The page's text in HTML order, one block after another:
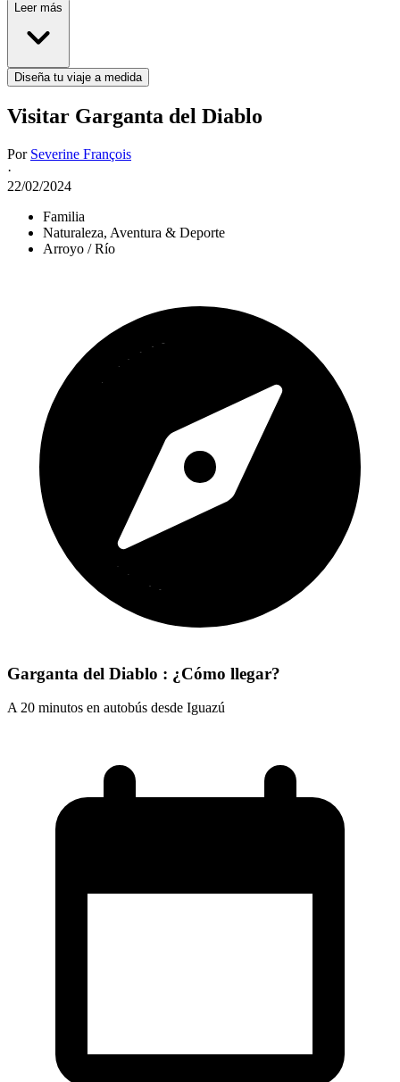
Leer más
Diseña tu viaje a medida
Visitar Garganta del Diablo
Por Severine François
·
22/02/2024
Familia
Naturaleza, Aventura & Deporte
Arroyo / Río
Garganta del Diablo : ¿Cómo llegar?
A 20 minutos en autobús desde Iguazú